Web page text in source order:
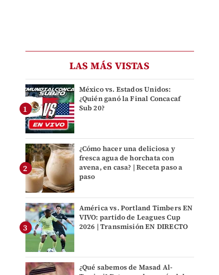
LAS MÁS VISTAS
México vs. Estados Unidos:
¿Quién ganó la Final Concacaf
Sub 20?
¿Cómo hacer una deliciosa y
fresca agua de horchata con
avena, en casa? | Receta paso a
paso
América vs. Portland Timbers EN
VIVO: partido de Leagues Cup
2026 | Transmisión EN DIRECTO
¿Qué sabemos de Masad Al-